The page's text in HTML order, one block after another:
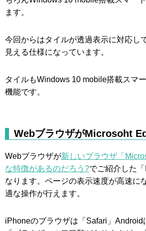
ます。
今回からはタイルが透過表示に対応し
見える仕様になっています。
タイルもWindows 10 mobile搭載スマ
機能です。
WebブラウザがMicrosoht
Webブラウザが新しいブラウザ「
な特徴があるのだろう?でご紹介した
なります。ページの表示速度が高速に
適な操作が行えます。
iPhoneのブラウザは「Safari」Android